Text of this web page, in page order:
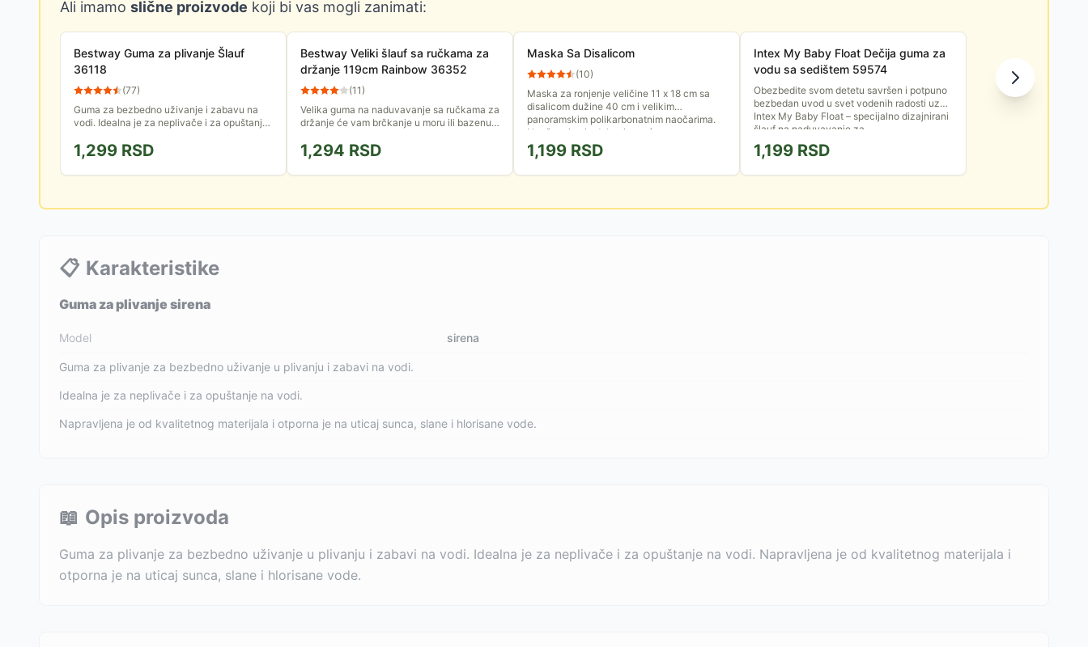
Ali imamo slične proizvode koji bi vas mogli zanimati:
Bestway Guma za plivanje Šlauf
36118
(77)
Guma za bezbedno uživanje i zabavu na
vodi. Idealna je za neplivače i za opuštanje
1,299 RSD
Bestway Veliki šlauf sa ručkama za
držanje 119cm Rainbow 36352
(11)
Velika guma na naduvavanje sa ručkama za
držanje će vam brčkanje u moru ili bazenu
kvalitetnog vinila, a njen...
1,294 RSD
Maska Sa Disalicom
(10)
Maska za ronjenje veličine 11 x 18 cm sa
disalicom dužine 40 cm i velikim
panoramskim polikarbonatnim naočarima.
Naočare imaju dobru jasnoću za...
1,199 RSD
Intex My Baby Float Dečija guma za
vodu sa sedištem 59574
Obezbedite svom detetu savršen i potpuno
bezbedan uvod u svet vodenih radosti uz
Intex My Baby Float – specijalno dizajnirani
šlauf na naduvavanje za...
1,199 RSD
📋 Karakteristike
Guma za plivanje sirena
Model sirena
Guma za plivanje za bezbedno uživanje u plivanju i zabavi na vodi.
Idealna je za neplivače i za opuštanje na vodi.
Napravljena je od kvalitetnog materijala i otporna je na uticaj sunca, slane i hlorisane vode.
📖 Opis proizvoda
Guma za plivanje za bezbedno uživanje u plivanju i zabavi na vodi. Idealna je za neplivače i za opuštanje na vodi. Napravljena je od kvalitetnog materijala i
otporna je na uticaj sunca, slane i hlorisane vode.